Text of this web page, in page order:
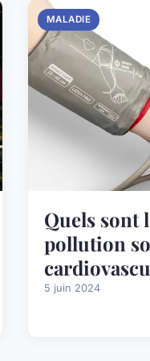
MALADIE
Quels sont
pollution
5 juin 2024